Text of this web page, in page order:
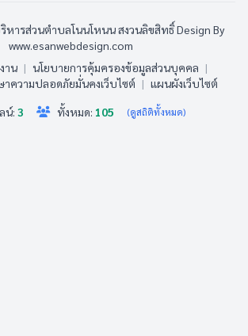
หารส่วนตำบลโนนโหนน สงวนลิขสิทธิ์Design By
www.esanwebdesign.com
าน | นโยบายการคุ้มครองข้อมูลส่วนบุคคล |
าความปลอดภัยมั่นคงเว็บไซต์ | แผนผังเว็บไซต์
น์: 3 ทั้งหมด: 105 (ดูสถิติทั้งหมด)